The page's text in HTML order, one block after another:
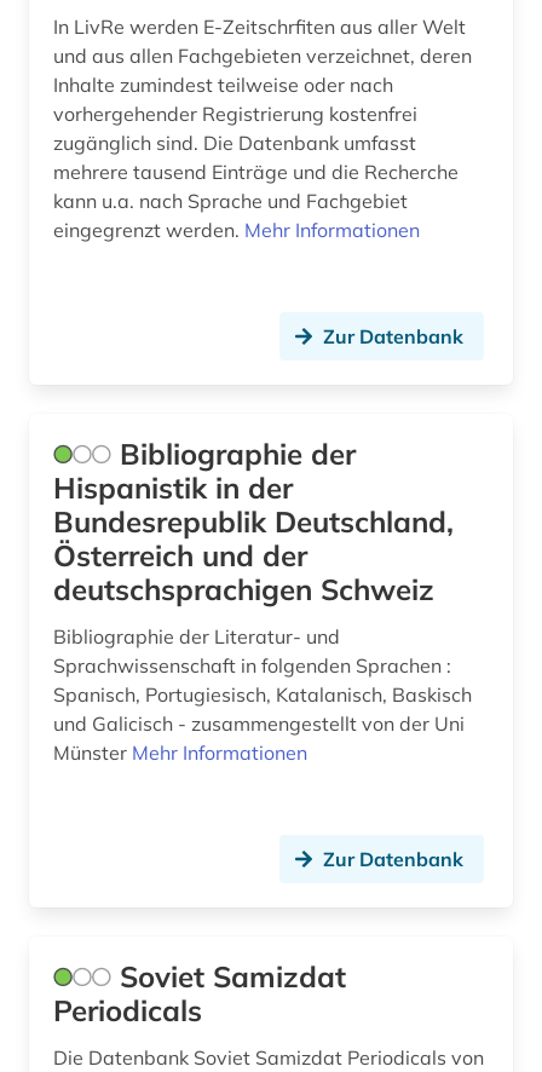
staatsrecht (1)
suchmaschine (1)
times london (2)
universität (1)
usa (1)
verwaltung (1)
verzeichnis (4)
video recordings (1)
volkswirtschaftswissenschaft (1)
website (1)
west africa (1)
wirtschaftssystem (1)
In LivRe werden E-Zeitschrfiten aus aller Welt
und aus allen Fachgebieten verzeichnet, deren
Inhalte zumindest teilweise oder nach
vorhergehender Registrierung kostenfrei
zugänglich sind. Die Datenbank umfasst
mehrere tausend Einträge und die Recherche
kann u.a. nach Sprache und Fachgebiet
eingegrenzt werden. Mehr Informationen
Zur Datenbank
Bibliographie der
Hispanistik in der
Bundesrepublik Deutschland,
Österreich und der
deutschsprachigen Schweiz
Bibliographie der Literatur- und
Sprachwissenschaft in folgenden Sprachen :
Spanisch, Portugiesisch, Katalanisch, Baskisch
und Galicisch - zusammengestellt von der Uni
Münster Mehr Informationen
Zur Datenbank
Soviet Samizdat
Periodicals
Die Datenbank Soviet Samizdat Periodicals von